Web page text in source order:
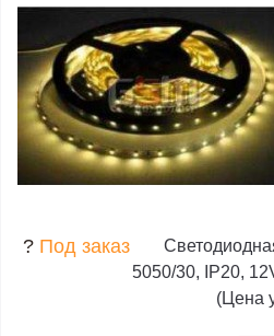
? Под заказ
5050/30, IP20,
(Цена